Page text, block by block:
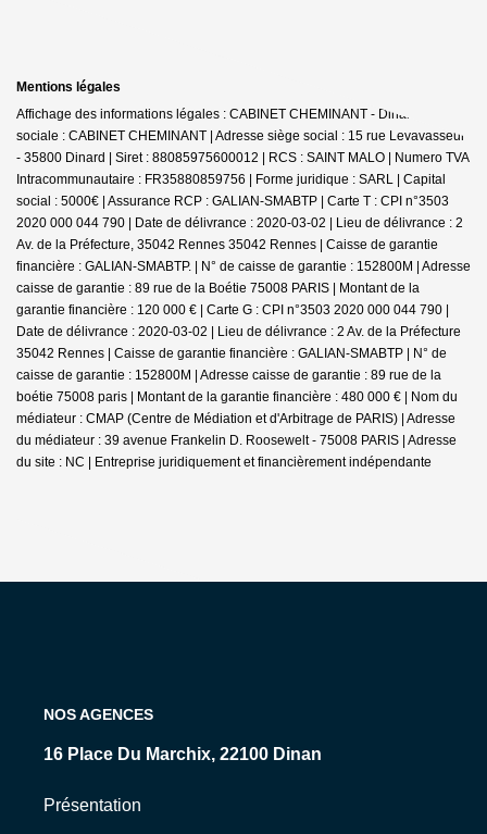
Mentions légales
Affichage des informations légales : CABINET CHEMINANT - Dinard | Raison
sociale : CABINET CHEMINANT | Adresse siège social : 15 rue Levavasseur
- 35800 Dinard | Siret : 88085975600012 | RCS : SAINT MALO | Numero TVA
Intracommunautaire : FR35880859756 | Forme juridique : SARL | Capital
social : 5000€ | Assurance RCP : GALIAN-SMABTP | Carte T : CPI n°3503
2020 000 044 790 | Date de délivrance : 2020-03-02 | Lieu de délivrance : 2
Av. de la Préfecture, 35042 Rennes 35042 Rennes | Caisse de garantie
financière : GALIAN-SMABTP. | N° de caisse de garantie : 152800M | Adresse
caisse de garantie : 89 rue de la Boétie 75008 PARIS | Montant de la
garantie financière : 120 000 € | Carte G : CPI n°3503 2020 000 044 790 |
Date de délivrance : 2020-03-02 | Lieu de délivrance : 2 Av. de la Préfecture
35042 Rennes | Caisse de garantie financière : GALIAN-SMABTP | N° de
caisse de garantie : 152800M | Adresse caisse de garantie : 89 rue de la
boétie 75008 paris | Montant de la garantie financière : 480 000 € | Nom du
médiateur : CMAP (Centre de Médiation et d'Arbitrage de PARIS) | Adresse
du médiateur : 39 avenue Frankelin D. Roosewelt - 75008 PARIS | Adresse
du site : NC | Entreprise juridiquement et financièrement indépendante
NOS AGENCES
16 Place Du Marchix, 22100 Dinan
15 Rue Levavasseur, 35800 Dinard
Présentation